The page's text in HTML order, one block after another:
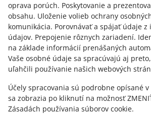
oprava porúch. Poskytovanie a
obsahu. Uloženie volieb ochrany
komunikácia. Porovnávať a spájať údaje z
údajov. Prepojenie rôznych zariadení.
na základe informácií prenášaných
Vaše osobné údaje sa spracúvajú aj
uľahčili používanie našich webových
Účely spracovania sú podrobne opísané
sa zobrazia po kliknutí na možnosť
Zásadách používania súborov cookie.
o allegro.cz
polski
čeština
English
slovenčina
o allegro.sk
polski